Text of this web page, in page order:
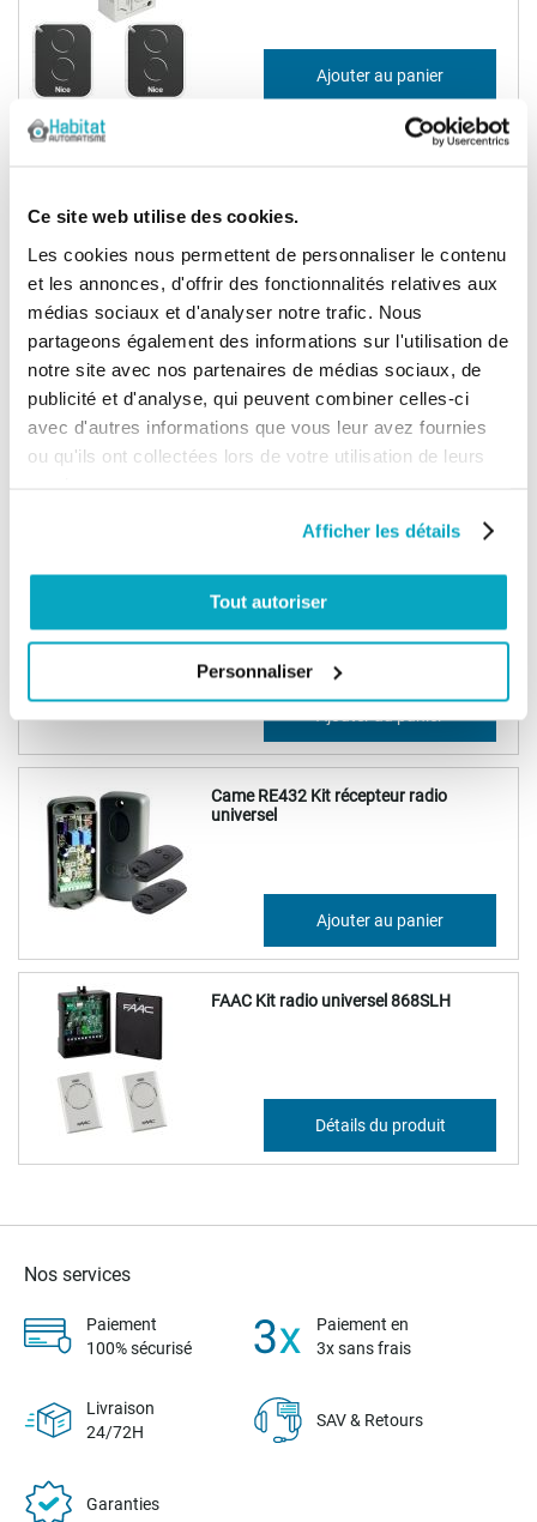
Ce site web utilise des cookies.
Les cookies nous permettent de personnaliser le contenu
et les annonces, d'offrir des fonctionnalités relatives aux
médias sociaux et d'analyser notre trafic. Nous
partageons également des informations sur l'utilisation de
notre site avec nos partenaires de médias sociaux, de
publicité et d'analyse, qui peuvent combiner celles-ci
avec d'autres informations que vous leur avez fournies
ou qu'ils ont collectées lors de votre utilisation de leurs
Afficher les détails
Tout autoriser
Personnaliser
165,03 €
137,52 € Ajouter au panier
165,03 €
Ajouter au panier
Nice TT2D+FLO2RE Kit rénovation
télécommande
(2)
Came RE862 - Kit radio universel
186,79 €
Came RE432 Kit récepteur radio
universel
158,60 € Ajouter au panier
FAAC Kit radio universel 868SLH
374,32 €
311,93 € Détails du produit
Nos services
Paiement
100% sécurisé
Paiement en
3x sans frais
Livraison
24/72H
SAV & Retours
Garanties